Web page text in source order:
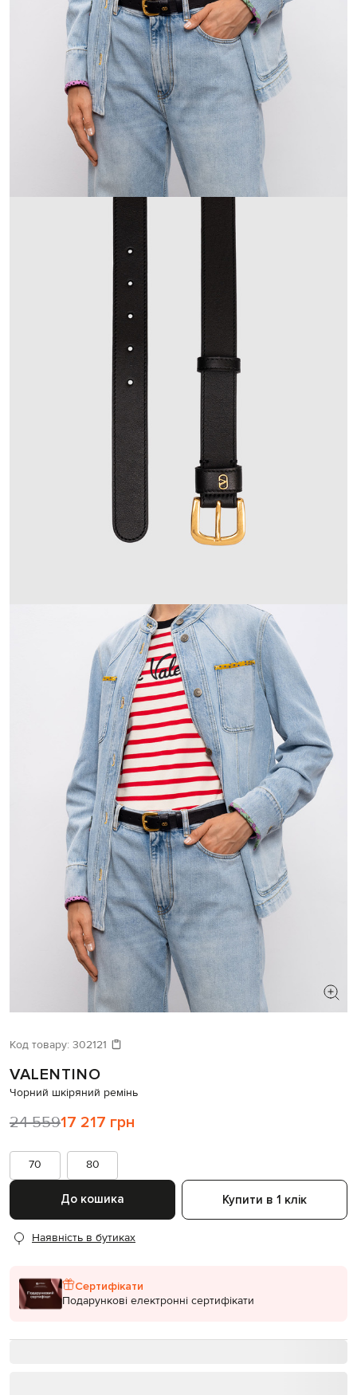
Давайте підберемо щось ще
Схожі товари
Код товару: 302121
VALENTINO
Чорний шкіряний ремінь
24 55917 217 грн
70 80
До кошика Купити в 1 клік
Наявність в бутиках
Сертифікати
Подарункові електронні сертифікати